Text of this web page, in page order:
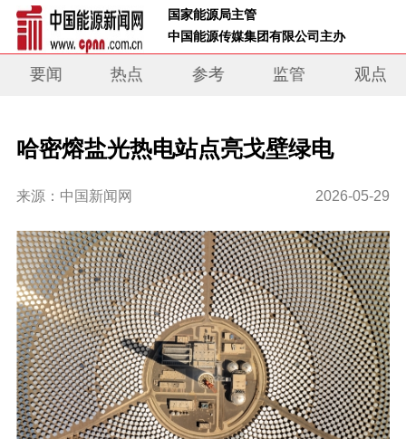
国家能源局主管
中国能源传媒集团有限公司主办
要闻 热点 参考 监管 观点
哈密熔盐光热电站点亮戈壁绿电
来源：中国新闻网 2026-05-29